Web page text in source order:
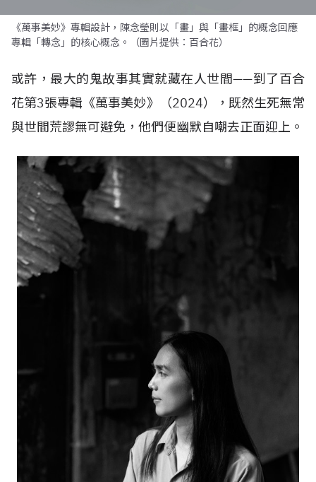
《萬事美妙》專輯設計，陳念瑩則以「畫」與「畫框」的概念回應
專輯「轉念」的核心概念。（圖片提供：百合花）
或許，最大的鬼故事其實就藏在人世間——到了百合
花第3張專輯《萬事美妙》（2024），既然生死無常
與世間荒謬無可避免，他們便幽默自嘲去正面迎上。